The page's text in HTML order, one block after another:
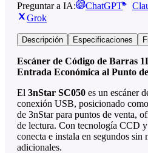
Preguntar a IA: ChatGPT
Grok
Descripción Especificaciones
Escáner de Código de Barras
Entrada Económica al Punto
El 3nStar SC050 es un escáner
conexión USB, posicionado
de 3nStar para puntos de venta,
de lectura. Con tecnología CCD
conecta e instala en segundos sin
adicionales.